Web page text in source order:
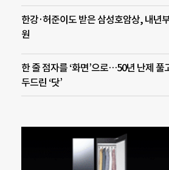
한강·허준이도 받은 삼성호암상, 내년
원
한 줄 점자를 ‘화면’으로…50년 난제 풀
두드린 ‘닷’